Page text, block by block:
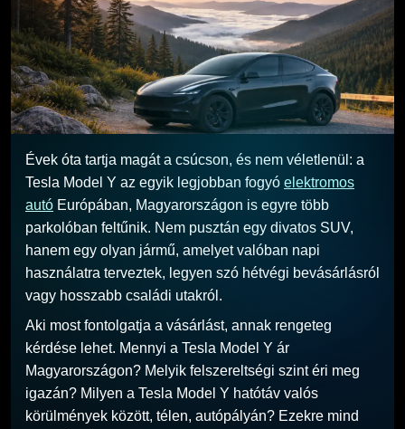
Évek óta tartja magát a csúcson, és nem véletlenül: a
Tesla Model Y az egyik legjobban fogyó elektromos
autó Európában, Magyarországon is egyre több
parkolóban feltűnik. Nem pusztán egy divatos SUV,
hanem egy olyan jármű, amelyet valóban napi
használatra terveztek, legyen szó hétvégi bevásárlásról
vagy hosszabb családi utakról.
Aki most fontolgatja a vásárlást, annak rengeteg
kérdése lehet. Mennyi a Tesla Model Y ár
Magyarországon? Melyik felszereltségi szint éri meg
igazán? Milyen a Tesla Model Y hatótáv valós
körülmények között, télen, autópályán? Ezekre mind